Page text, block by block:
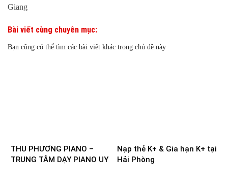
Giang
Bài viết cùng chuyên mục:
Bạn cũng có thể tìm các bài viết khác trong chủ đề này
THU PHƯƠNG PIANO –
TRUNG TÂM DẠY PIANO UY
Nạp thẻ K+ & Gia hạn K+ tại
Hải Phòng